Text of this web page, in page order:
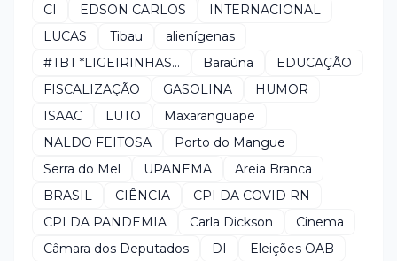
CI
EDSON CARLOS
INTERNACIONAL
LUCAS
Tibau
alienígenas
#TBT *LIGEIRINHAS...
Baraúna
EDUCAÇÃO
FISCALIZAÇÃO
GASOLINA
HUMOR
ISAAC
LUTO
Maxaranguape
NALDO FEITOSA
Porto do Mangue
Serra do Mel
UPANEMA
Areia Branca
BRASIL
CIÊNCIA
CPI DA COVID RN
CPI DA PANDEMIA
Carla Dickson
Cinema
Câmara dos Deputados
DI
Eleições OAB